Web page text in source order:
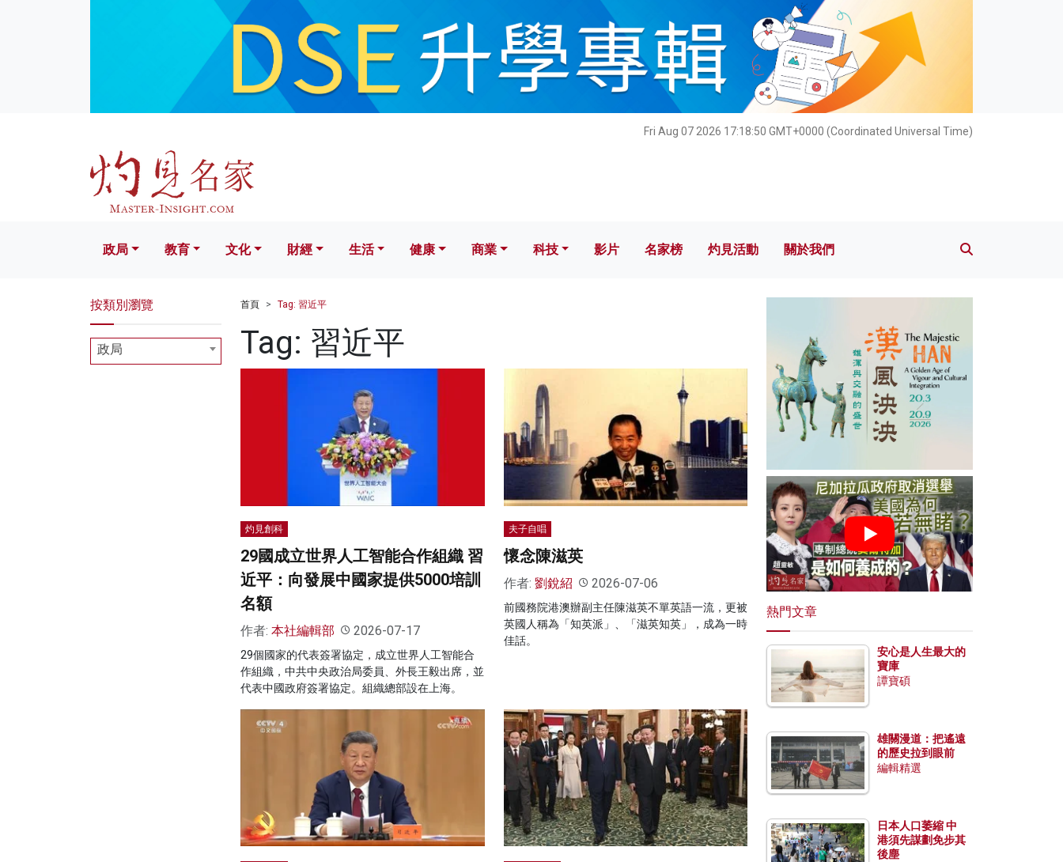
Fri Aug 07 2026 17:18:51 GMT+0000 (Coordinated Universal Time)
文化 財經 生活 健康 科技 影片 名家榜 灼見活動 關於我們
政局 教育 文化 財經 生活 健康 商業 科技 影片 名家榜 灼見活動 關於我們
首頁 Tag: 習近平
Tag: 習近平
灼見創科
29國成立世界人工智能合作組織 習
近平：向發展中國家提供5000培訓
名額
作者: 本社編輯部 2026-07-17
29個國家的代表簽署協定，成立世界人工智能合
作組織，中共中央政治局委員、外長王毅出席，並
代表中國政府簽署協定。組織總部設在上海。
夫子自唱
懷念陳滋英
作者: 劉銳紹 2026-07-06
前國務院港澳辦副主任陳滋英不單英語一流，更被
英國人稱為「知英派」、「滋英知英」，成為一時
佳話。
按類別瀏覽
政局
熱門文章
安心是人生最大的
寶庫
譚寶碩
雄關漫道：把遙遠
的歷史拉到眼前
編輯精選
日本人口萎縮 中
港須先謀劃免步其
後塵